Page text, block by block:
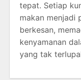
tepat. Setiap
makan menjadi
berkesan,
kenyamanan
yang tak